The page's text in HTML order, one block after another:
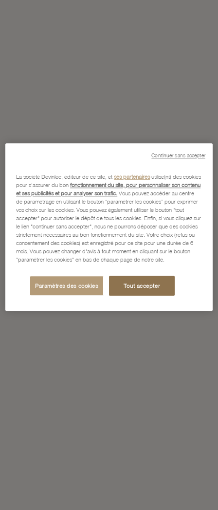
La société Devinlec, éditeur de ce site, etses partenairesutilise(nt) des cookies
pour s'assurer du bonfonctionnement du site, pour personnaliser son contenu
et ses publicités et pour analyser son trafic. Vous pouvez accéder au centre
de paramétrage en utilisant le bouton “paramétrer les cookies” pour exprimer
vos choix sur les cookies. Vous pouvez également utiliser le bouton "tout
accepter" pour autoriser le dépôt de tous les cookies. Enfin, si vous cliquez sur
le lien "continuer sans accepter", nous ne pourrons déposer que des cookies
strictement nécessaires au bon fonctionnement du site. Votre choix (refus ou
consentement des cookies) est enregistré pour ce site pour une durée de 6
mois. Vous pouvez changer d'avis à tout moment en cliquant sur le bouton
"paramétrer les cookies" en bas de chaque page de notre site.
Paramètres des cookies Tout accepter
Continuer sans accepter